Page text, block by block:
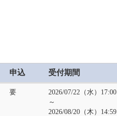
申込 受付期間
要
2026/07/22（水）17:00
～
2026/08/20（木）14:59